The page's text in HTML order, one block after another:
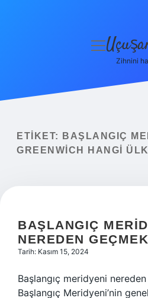
Yasal Uyarı
menüyü
Zihnini
ETIKET:
BAŞLANGIÇ
GREENWICH HANGI
BAŞLANGIÇ
NEREDEN
Tarih: Kasım 15, 2024
Başlangıç meridyeni
Başlangıç ​​Meridyeni’nin